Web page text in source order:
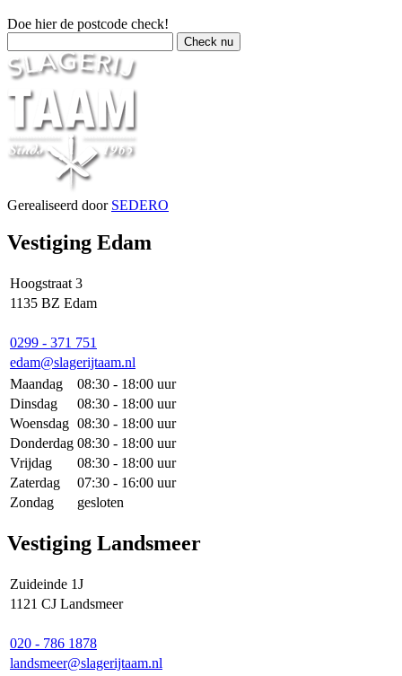
Doe hier de postcode check!
Gerealiseerd door SEDERO
Vestiging Edam
Hoogstraat 3
1135 BZ Edam
0299 - 371 751
edam@slagerijtaam.nl
Maandag
08:30 - 18:00 uur
Dinsdag
08:30 - 18:00 uur
Woensdag 08:30 - 18:00 uur
Donderdag 08:30 - 18:00 uur
Vrijdag
08:30 - 18:00 uur
Zaterdag
07:30 - 16:00 uur
Zondag
gesloten
Vestiging Landsmeer
Zuideinde 1J
1121 CJ Landsmeer
020 - 786 1878
landsmeer@slagerijtaam.nl